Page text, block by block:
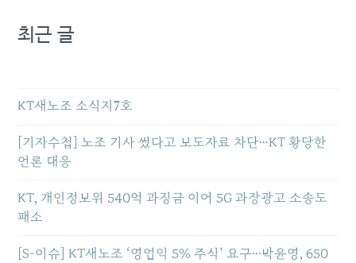
최근 글
KT새노조 소식지7호
[기자수첩] 노조 기사 썼다고 보도자료 차단…KT 황당한
언론 대응
KT, 개인정보위 540억 과징금 이어 5G 과장광고 소송도
패소
[S-이슈] KT새노조 ‘영업익 5% 주식’ 요구…박윤영, 650